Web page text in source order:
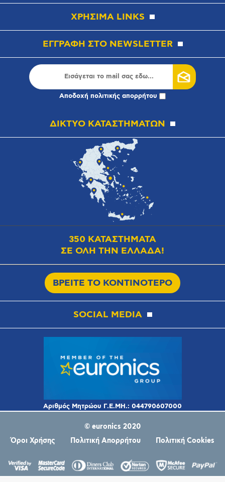
ΧΡΗΣΙΜΑ LINKS
ΕΓΓΡΑΦΗ ΣΤΟ NEWSLETTER
Αποδοχή πολιτικής απορρήτου
ΔΙΚΤΥΟ ΚΑΤΑΣΤΗΜΑΤΩΝ
350 ΚΑΤΑΣΤΗΜΑΤΑ
ΣΕ ΟΛΗ ΤΗΝ ΕΛΛΑΔΑ!
ΒΡΕΙΤΕ ΤΟ ΚΟΝΤΙΝΟΤΕΡΟ
SOCIAL MEDIA
© euronics 2020
Όροι Χρήσης
Πολιτική Απορρήτου Πολιτική Cookies